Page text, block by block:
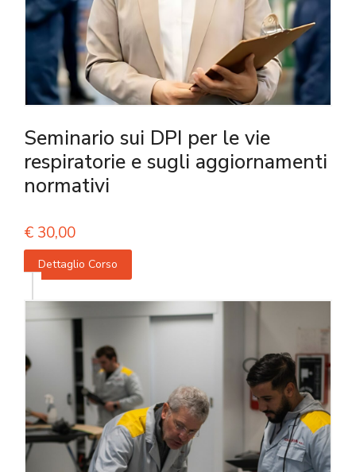
Seminario sui DPI per le vie
respiratorie e sugli aggiornamenti
normativi
€ 30,00
Dettaglio Corso